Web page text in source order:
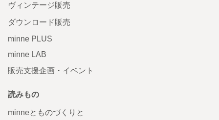
ヴィンテージ販売
ダウンロード販売
minne PLUS
minne LAB
販売支援企画・イベント
読みもの
minneとものづくりと